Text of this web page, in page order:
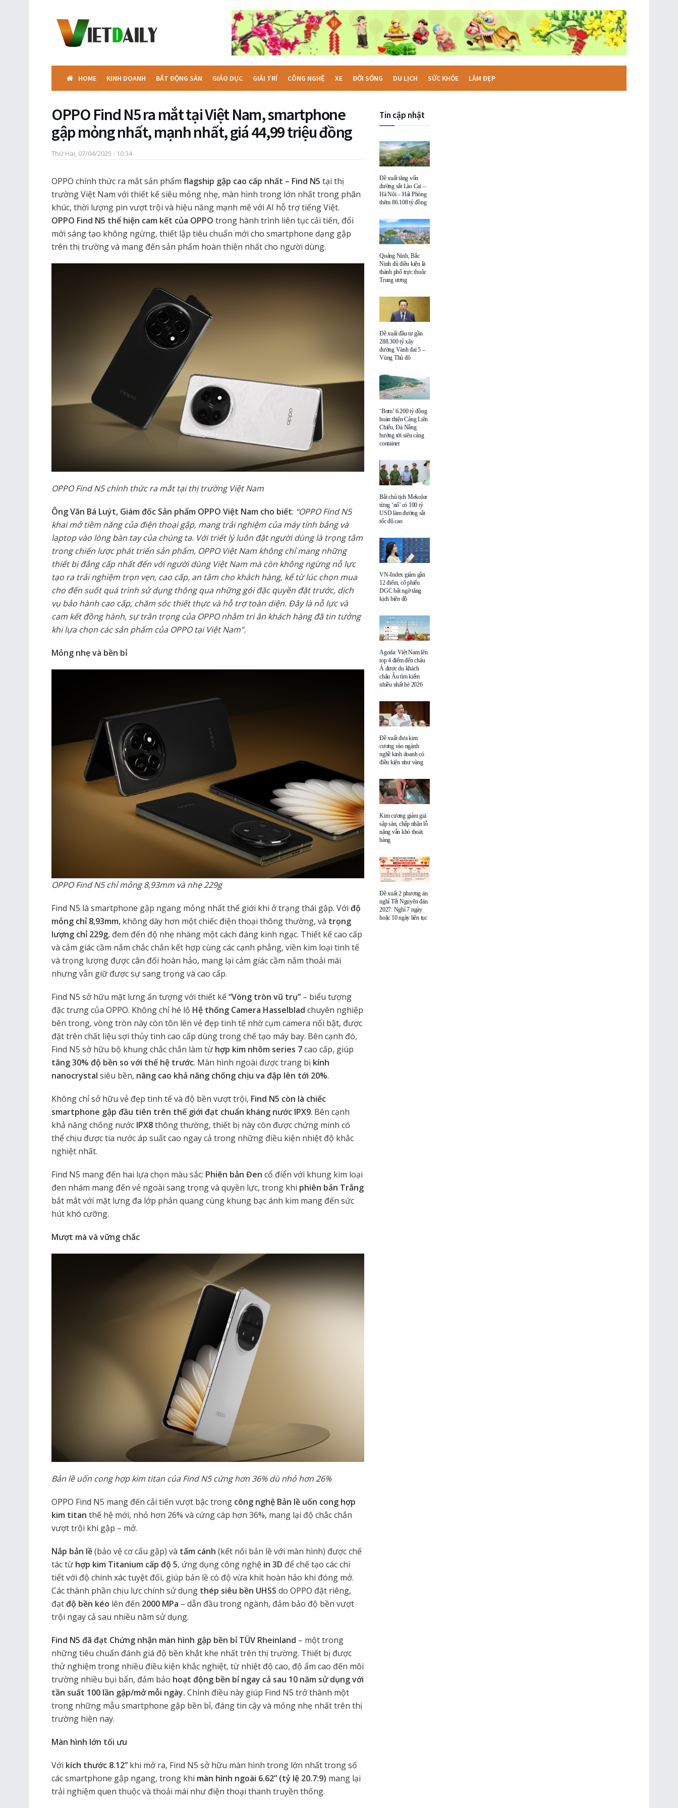
HOME KINH DOANH BẤT ĐỘNG SẢN GIÁO DỤC GIẢI TRÍ CÔNG NGHỆ XE ĐỜI SỐNG DU LỊCH SỨC KHỎE LÀM ĐẸP
OPPO Find N5 ra mắt tại Việt Nam, smartphone
gập mỏng nhất, mạnh nhất, giá 44,99 triệu đồng
Thứ Hai, 07/04/2025 - 10:34
OPPO chính thức ra mắt sản phẩm flagship gập cao cấp nhất – Find N5 tại thị
trường Việt Nam với thiết kế siêu mỏng nhẹ, màn hình trong lớn nhất trong phân
khúc, thời lượng pin vượt trội và hiệu năng mạnh mẽ với AI hỗ trợ tiếng Việt.
OPPO Find N5 thể hiện cam kết của OPPO trong hành trình liên tục cải tiến, đổi
mới sáng tạo không ngừng, thiết lập tiêu chuẩn mới cho smartphone dạng gập
trên thị trường và mang đến sản phẩm hoàn thiện nhất cho người dùng.
OPPO Find N5 chính thức ra mắt tại thị trường Việt Nam
Ông Văn Bá Luýt, Giám đốc Sản phẩm OPPO Việt Nam cho biết: “OPPO Find N5
khai mở tiềm năng của điện thoại gập, mang trải nghiệm của máy tính bảng và
laptop vào lòng bàn tay của chúng ta. Với triết lý luôn đặt người dùng là trọng tâm
trong chiến lược phát triển sản phẩm, OPPO Việt Nam không chỉ mang những
thiết bị đẳng cấp nhất đến với người dùng Việt Nam mà còn không ngừng nỗ lực
tạo ra trải nghiệm trọn vẹn, cao cấp, an tâm cho khách hàng, kể từ lúc chọn mua
cho đến suốt quá trình sử dụng thông qua những gói đặc quyền đặt trước, dịch
vụ bảo hành cao cấp, chăm sóc thiết thực và hỗ trợ toàn diện. Đây là nỗ lực và
cam kết đồng hành, sự trân trọng của OPPO nhằm tri ân khách hàng đã tin tưởng
khi lựa chọn các sản phẩm của OPPO tại Việt Nam”.
Mỏng nhẹ và bền bỉ
OPPO Find N5 chỉ mỏng 8,93mm và nhẹ 229g
Find N5 là smartphone gập ngang mỏng nhất thế giới khi ở trạng thái gập. Với độ
mỏng chỉ 8,93mm, không dày hơn một chiếc điện thoại thông thường, và trọng
lượng chỉ 229g, đem đến độ nhẹ nhàng một cách đáng kinh ngạc. Thiết kế cao cấp
và cảm giác cầm nắm chắc chắn kết hợp cùng các cạnh phẳng, viền kim loại tinh tế
và trọng lượng được cân đối hoàn hảo, mang lại cảm giác cầm nắm thoải mái
nhưng vẫn giữ được sự sang trọng và cao cấp.
Find N5 sở hữu mặt lưng ấn tượng với thiết kế“Vòng tròn vũ trụ” – biểu tượng
đặc trưng của OPPO. Không chỉ hé lộ Hệ thống Camera Hasselblad chuyên nghiệp
bên trong, vòng tròn này còn tôn lên vẻ đẹp tinh tế nhờ cụm camera nổi bật, được
đặt trên chất liệu sợi thủy tinh cao cấp dùng trong chế tạo máy bay. Bên cạnh đó,
Find N5 sở hữu bộ khung chắc chắn làm từ hợp kim nhôm series 7cao cấp, giúp
tăng 30% độ bền so với thế hệ trước. Màn hình ngoài được trang bị kính
nanocrystal siêu bền, nâng cao khả năng chống chịu va đập lên tới 20%.
Không chỉ sở hữu vẻ đẹp tinh tế và độ bền vượt trội, Find N5 còn là chiếc
smartphone gập đầu tiên trên thế giới đạt chuẩn kháng nước IPX9. Bên cạnh
khả năng chống nước IPX8thông thường, thiết bị này còn được chứng minh có
thể chịu được tia nước áp suất cao ngay cả trong những điều kiện nhiệt độ khắc
nghiệt nhất.
Find N5 mang đến hai lựa chọn màu sắc: Phiên bản Đen cổ điển với khung kim loại
đen nhám mang đến vẻ ngoài sang trọng và quyền lực, trong khi phiên bản Trắng
bắt mắt với mặt lưng đa lớp phản quang cùng khung bạc ánh kim mang đến sức
hút khó cưỡng.
Mượt mà và vững chắc
Bản lề uốn cong hợp kim titan của Find N5 cứng hơn 36% dù nhỏ hơn 26%
OPPO Find N5 mang đến cải tiến vượt bậc trong công nghệ Bản lề uốn cong hợp
kim titan thế hệ mới, nhỏ hơn 26% và cứng cáp hơn 36%, mang lại độ chắc chắn
vượt trội khi gập – mở.
Nắp bản lề(bảo vệ cơ cấu gập) và tấm cánh (kết nối bản lề với màn hình) được chế
tác từ hợp kim Titanium cấp độ 5, ứng dụng công nghệ in 3D để chế tạo các chi
tiết với độ chính xác tuyệt đối, giúp bản lề có độ vừa khít hoàn hảo khi đóng mở.
Các thành phần chịu lực chính sử dụng thép siêu bền UHSS do OPPO đặt riêng,
đạtđộ bền kéo lên đến 2000 MPa – dẫn đầu trong ngành, đảm bảo độ bền vượt
trội ngay cả sau nhiều năm sử dụng.
Find N5 đã đạt Chứng nhận màn hình gập bền bỉ TÜV Rheinland – một trong
những tiêu chuẩn đánh giá độ bền khắt khe nhất trên thị trường. Thiết bị được
thử nghiệm trong nhiều điều kiện khắc nghiệt, từ nhiệt độ cao, độ ẩm cao đến môi
trường nhiều bụi bẩn, đảm bảo hoạt động bền bỉ ngay cả sau 10 năm sử dụng với
tần suất 100 lần gập/mở mỗi ngày. Chính điều này giúp Find N5 trở thành một
trong những mẫu smartphone gập bền bỉ, đáng tin cậy và mỏng nhẹ nhất trên thị
trường hiện nay.
Màn hình lớn tối ưu
Với kích thước 8.12” khi mở ra, Find N5 sở hữu màn hình trong lớn nhất trong số
các smartphone gập ngang, trong khi màn hình ngoài 6.62” (tỷ lệ 20.7:9) mang lại
trải nghiệm quen thuộc và thoải mái như điện thoại thanh truyền thống.
Tin cập nhật
Đề xuất tăng vốn
đường sắt Lào Cai –
Hà Nội – Hải Phòng
thêm 86.108 tỷ đồng
Quảng Ninh, Bắc
Ninh đủ điều kiện là
thành phố trực thuộc
Trung ương
Đề xuất đầu tư gần
288.300 tỷ xây
đường Vành đai 5 –
Vùng Thủ đô
‘Bơm’ 6.200 tỷ đồng
hoàn thiện Cảng Liên
Chiểu, Đà Nẵng
hướng tới siêu cảng
container
Bắt chủ tịch Mekolor
từng ‘nổ’ có 100 tỷ
USD làm đường sắt
tốc độ cao
VN-Index giảm gần
12 điểm, cổ phiếu
DGC bất ngờ tăng
kịch biên độ
Agoda: Việt Nam lên
top 4 điểm đến châu
Á được du khách
châu Âu tìm kiếm
nhiều nhất hè 2026
Đề xuất đưa kim
cương vào ngành
nghề kinh doanh có
điều kiện như vàng
Kim cương giảm giá
sập sàn, chấp nhận lỗ
nặng vẫn khó thoát
hàng
Đề xuất 2 phương án
nghỉ Tết Nguyên đán
2027: Nghỉ 7 ngày
hoặc 10 ngày liên tục